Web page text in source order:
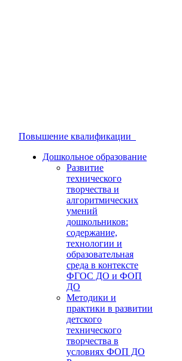
Повышение квалификации
Дошкольное образование
Развитие
технического
творчества и
алгоритмических
умений
дошкольников:
содержание,
технологии и
образовательная
среда в контексте
ФГОС ДО и ФОП
ДО
Методики и
практики в развитии
детского
технического
творчества в
условиях ФОП ДО